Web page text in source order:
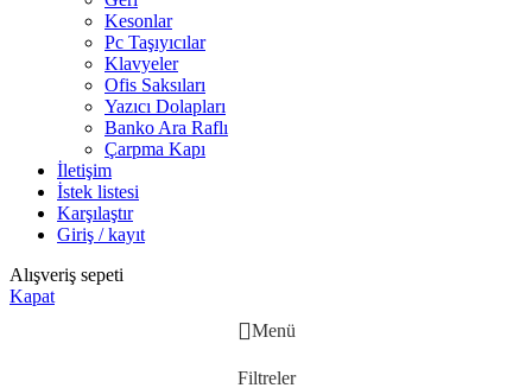
Kesonlar
Pc Taşıyıcılar
Klavyeler
Ofis Saksıları
Yazıcı Dolapları
Banko Ara Raflı
Çarpma Kapı
İletişim
İstek listesi
Karşılaştır
Giriş / kayıt
Alışveriş sepeti
Kapat
Menü
Filtreler